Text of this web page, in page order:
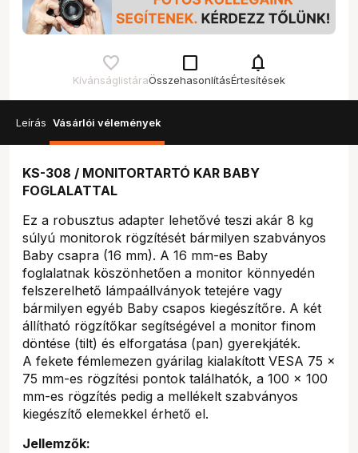
Kívánságlistára
check_box_outline_blank
Összehasonlítás
notifications
Értesítések
Leírás Vásárlói vélemények
KS-308 / MONITORTARTÓ KAR BABY
FOGLALATTAL
Ez a robusztus adapter lehetővé teszi akár 8 kg
súlyú monitorok rögzítését bármilyen szabványos
Baby csapra (16 mm). A 16 mm-es Baby
foglalatnak köszönhetően a monitor könnyedén
felszerelhető lámpaállványok tetejére vagy
bármilyen egyéb Baby csapos kiegészítőre. A két
állítható rögzítőkar segítségével a monitor finom
döntése (tilt) és elforgatása (pan) gyerekjáték.
A fekete fémlemezen gyárilag kialakított VESA 75 x
75 mm-es rögzítési pontok találhatók, a 100 x 100
mm-es rögzítés pedig a mellékelt szabványos
kiegészítő elemekkel érhető el.
Jellemzők: